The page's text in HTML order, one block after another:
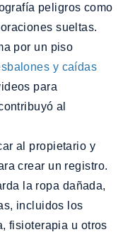
peligros como
sueltas.
por un piso
y caídas
para
al
al propietario y
crear un registro.
la ropa dañada,
incluidos los
fisioterapia u otros